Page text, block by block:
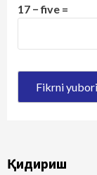
17 − five =
Қидириш